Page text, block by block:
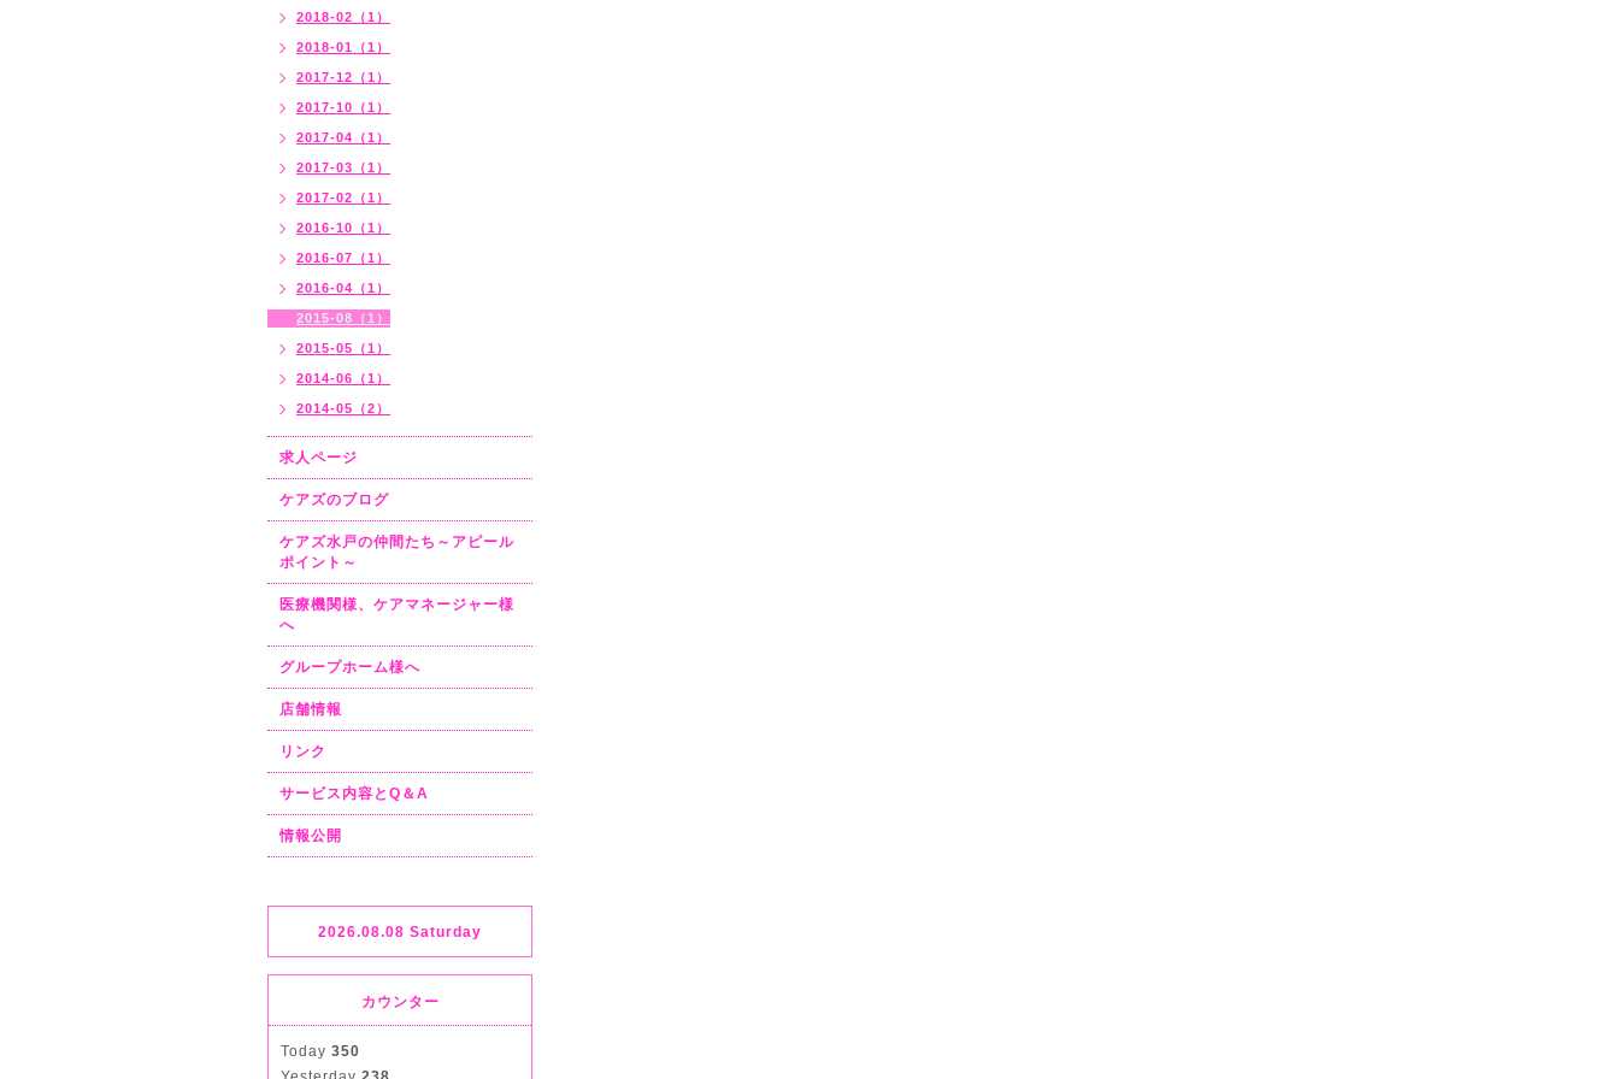
2018-02（1）
2018-01（1）
2017-12（1）
2017-10（1）
2017-04（1）
2017-03（1）
2017-02（1）
2016-10（1）
2016-07（1）
2016-04（1）
2015-08（1）
2015-05（1）
2014-06（1）
2014-05（2）
求人ページ
ケアズのブログ
ケアズ水戸の仲間たち～アピール
ポイント～
医療機関様、ケアマネージャー様
へ
グループホーム様へ
店舗情報
リンク
サービス内容とQ＆A
情報公開
2026.08.08 Saturday
カウンター
Today 350